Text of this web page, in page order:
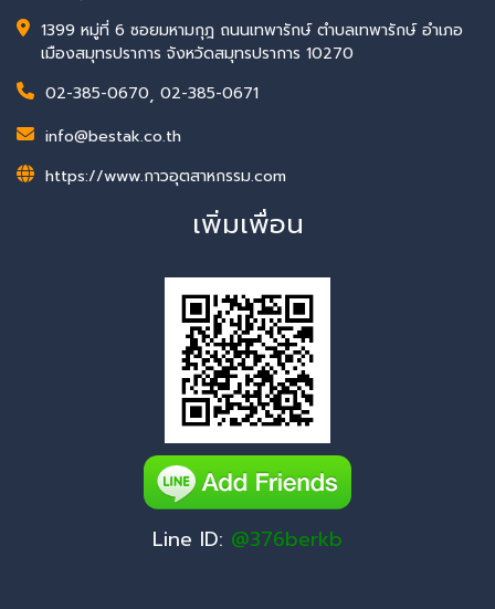
1399 หมู่ที่ 6 ซอยมหามกุฎ ถนนเทพารักษ์ ตำบลเทพารักษ์ อำเภอ
เมืองสมุทรปราการ จังหวัดสมุทรปราการ 10270
02-385-0670, 02-385-0671
info@bestak.co.th
https://www.กาวอุตสาหกรรม.com
เพิ่มเพื่อน
Line ID: @376berkb